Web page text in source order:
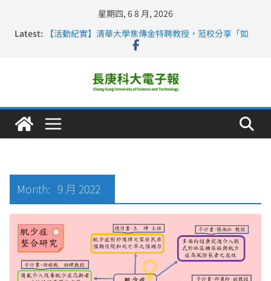
星期四, 6 8 月, 2026
Latest:
【活動紀實】清華大學焦傳金特聘教授，蒞校分享「如
長庚科大連四年穩居《遠見》醫學大學第5名 辦學實力再
深化永續醫療 長庚科大攜菲、印頂尖大學跨國合作
長庚科大護理系勇奪2026羅馬尼亞歐洲盃國際發明展雙
金牌暨雙特別獎 AI智慧照護與護理教育創新獲國際肯定
Month: 9 月 2022